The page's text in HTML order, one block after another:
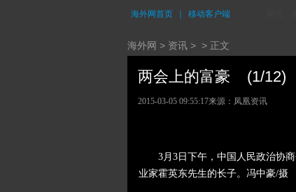
海外网首页 移动客户端
海外网 > 资讯 > > 正文
两会上的富豪 (1/12)
2015-03-05 09:55:17来源：凤凰资讯
3月3日下午，中国人民政治协
业家霍英东先生的长子。冯中豪/摄